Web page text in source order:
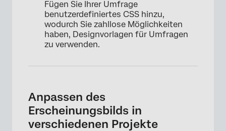
Fügen Sie Ihrer Umfrage
benutzerdefiniertes CSS hinzu,
wodurch Sie zahllose Möglichkeiten
haben, Designvorlagen für Umfragen
zu verwenden.
Anpassen des
Erscheinungsbilds in
verschiedenen Projekte